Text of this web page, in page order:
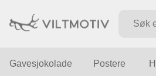
Gavesjokolade Postere